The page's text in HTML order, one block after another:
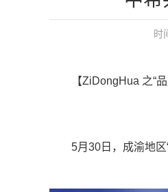
时
【ZiDongHua 之“品
5月30日，成渝地区“